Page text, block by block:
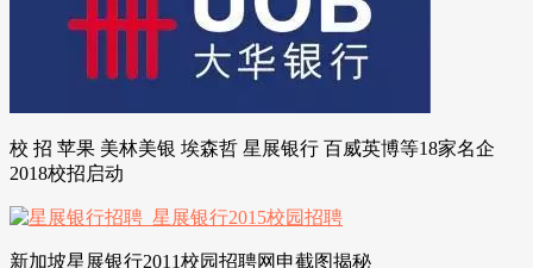
校 招 苹果 美林美银 埃森哲 星展银行 百威英博等18家名企
2018校招启动
新加坡星展银行2011校园招聘网申截图揭秘